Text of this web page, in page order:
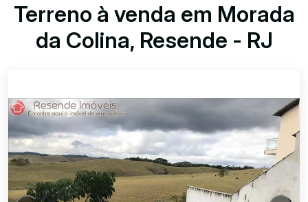
Terreno à venda em Morada
da Colina, Resende - RJ